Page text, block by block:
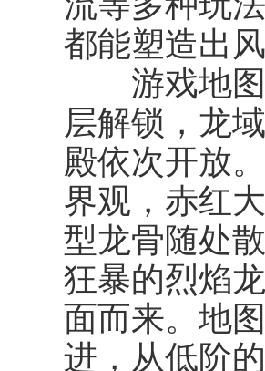
都能塑造出
游戏地图
层解锁，龙
殿依次开放
界观，赤红
型龙骨随处
狂暴的烈焰
面而来。地
进，从低阶